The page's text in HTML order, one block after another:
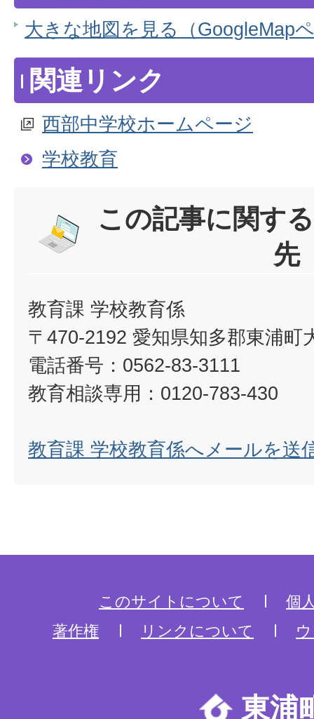
大きな地図を見る（GoogleMap
関連リンク
西部中学校ホームページ
学校教育
この記事に関す
先
教育課 学校教育係
〒470-2192 愛知県知多郡東浦町
電話番号：0562-83-3111
教育相談専用：0120-783-430
教育課 学校教育係へメールを送
このサイトについて
個
著作権
リンクについて
東浦